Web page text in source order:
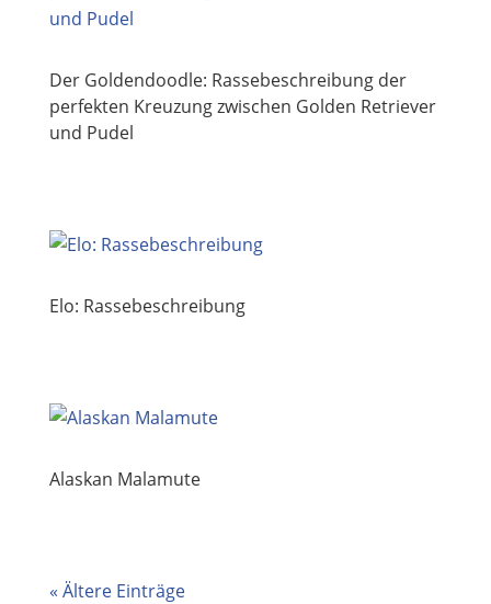
Der Goldendoodle: Rassebeschreibung der
perfekten Kreuzung zwischen Golden Retriever
und Pudel
Elo: Rassebeschreibung
Alaskan Malamute
« Ältere Einträge